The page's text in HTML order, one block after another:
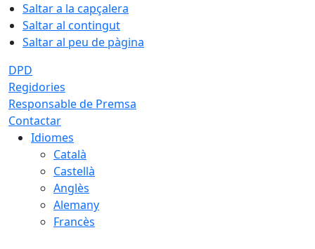
Saltar a la capçalera
Saltar al contingut
Saltar al peu de pàgina
DPD
Regidories
Responsable de Premsa
Contactar
Idiomes
Català
Castellà
Anglès
Alemany
Francès